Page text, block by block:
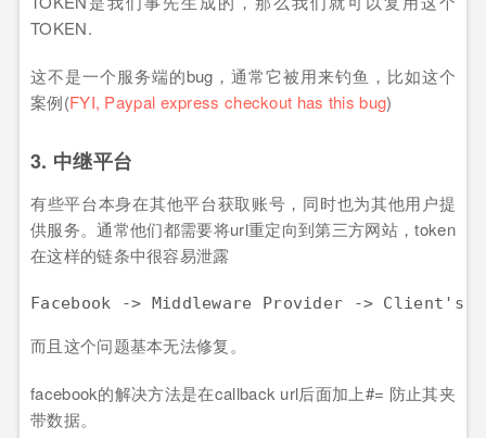
TOKEN.
这不是一个服务端的bug，通常它被用来钓鱼，比如这个
案例(FYI, Paypal express checkout has this bug)
3. 中继平台
有些平台本身在其他平台获取账号，同时也为其他用户提
供服务。通常他们都需要将url重定向到第三方网站，token
在这样的链条中很容易泄露
而且这个问题基本无法修复。
facebook的解决方法是在callback url后面加上#= 防止其夹
带数据。